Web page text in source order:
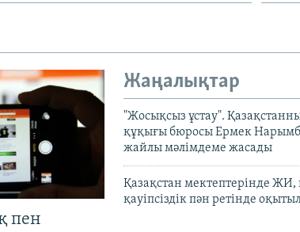
пен
Жаңалықтар
"Жосықсыз ұстау".
құқығы бюросы Ермек
жайлы мәлімдеме жасады
Қазақстан мектептерінде
қауіпсіздік пән ретінде